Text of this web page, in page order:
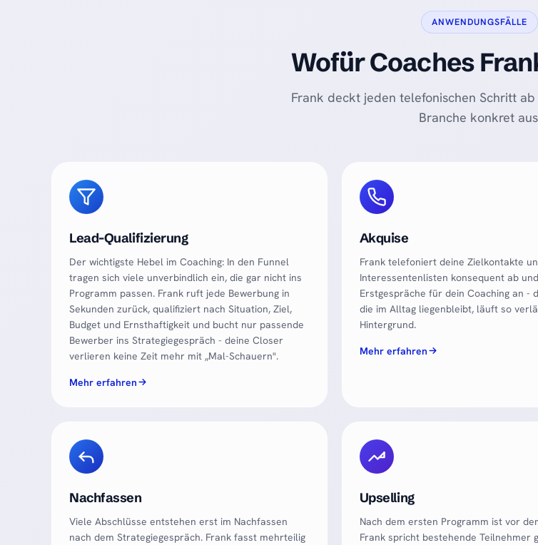
ANWENDUNGSFÄLLE
Wofür Coaches
Frank deckt jeden telefonischen Schritt
Branche konkret
Lead-Qualifizierung
Der wichtigste Hebel im Coaching: In den Funnel
tragen sich viele unverbindlich ein, die gar nicht ins
Programm passen. Frank ruft jede Bewerbung in
Sekunden zurück, qualifiziert nach Situation, Ziel,
Budget und Ernsthaftigkeit und bucht nur passende
Bewerber ins Strategiegespräch - deine Closer
verlieren keine Zeit mehr mit „Mal-Schauern".
Mehr erfahren
Akquise
Frank telefoniert deine Zielkontakte
Interessentenlisten konsequent ab
Erstgespräche für dein Coaching an -
die im Alltag liegenbleibt, läuft so
Hintergrund.
Mehr erfahren
Nachfassen
Viele Abschlüsse entstehen erst im Nachfassen
nach dem Strategiegespräch. Frank fasst mehrteilig
Upselling
Nach dem ersten Programm ist vor
Frank spricht bestehende Teilnehmer